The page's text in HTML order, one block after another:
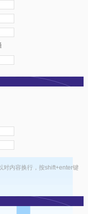
对内容换行，按shift+enter键